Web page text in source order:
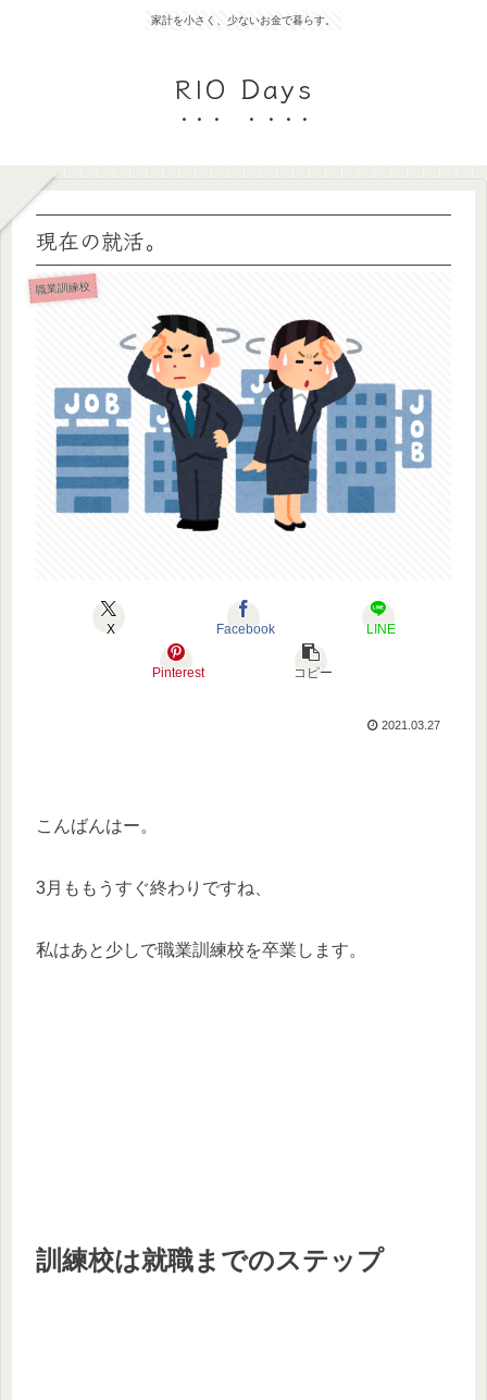
家計を小さく、少ないお金で暮らす。
RIO Days
現在の就活。
職業訓練校
X Facebook LINE
Pinterest コピー
2021.03.27
こんばんはー。
3月ももうすぐ終わりですね、
私はあと少しで職業訓練校を卒業します。
訓練校は就職までのステップ